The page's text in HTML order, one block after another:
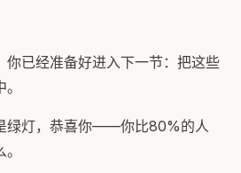
你已经准备好进入下一节：把这些
绿灯，恭喜你——你比80%的人